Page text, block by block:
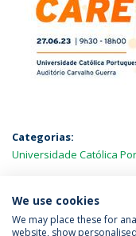
Categorias:
Universidade Católica
MAIS NOTÍCIAS
We use cookies
We may place these for
website, show